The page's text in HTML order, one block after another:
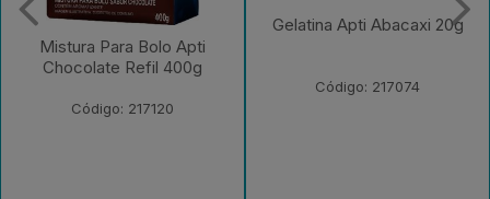
Gelatina Apti Abacaxi 20g Gelatina Apti Limao 20g
Código: 217075